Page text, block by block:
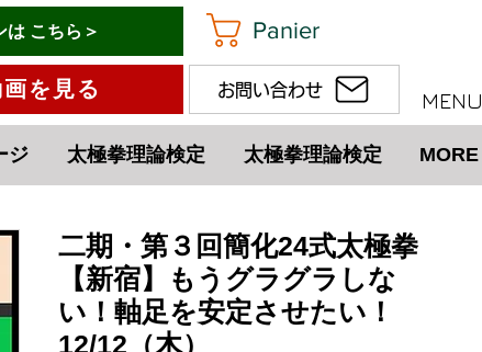
ンはこちら→
は こちら＞
を見る
Panier
お問い合わせ MENU
ジ 太極拳理論検定 太極拳理論検定 MORE
二期・第３回簡化24式太極拳
【新宿】もうグラグラしな
い！軸足を安定させたい！
12/12（木）